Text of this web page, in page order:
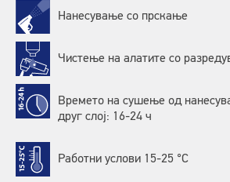
Нанесување со прскање
Чистење на алатите со
Времето на сушење од
друг слој: 16-24 ч
Работни услови 15-25 °C